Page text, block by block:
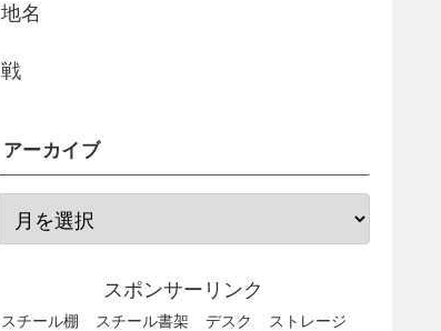
地名
戦
アーカイブ
スポンサーリンク
スチール棚 スチール書架 デスク
ストレージ